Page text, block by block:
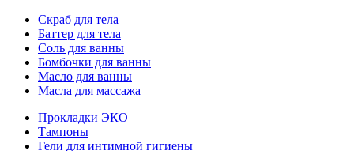
Скраб для тела
Баттер для тела
Соль для ванны
Бомбочки для ванны
Масло для ванны
Масла для массажа
Прокладки ЭКО
Тампоны
Гели для интимной гигиены